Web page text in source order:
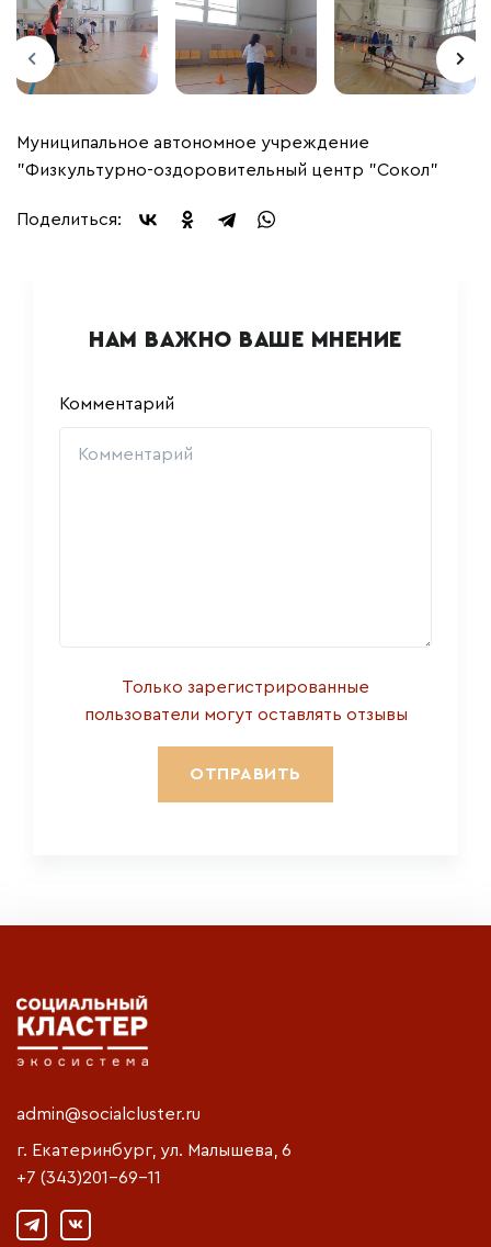
Муниципальное автономное учреждение
"Физкультурно-оздоровительный центр "Сокол"
Поделиться:
НАМ ВАЖНО ВАШЕ МНЕНИЕ
Комментарий
Только зарегистрированные
пользователи могут оставлять отзывы
admin@socialcluster.ru
г. Екатеринбург, ул. Малышева, 6
+7 (343)201-69-11